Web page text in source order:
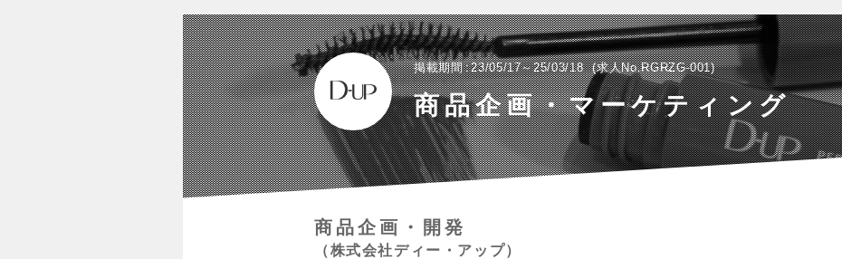
掲載期間 23/05/17～25/03/18 求人No.RGRZG-001
商品企画・マーケティング
商品企画・開発
株式会社ディー・アップ